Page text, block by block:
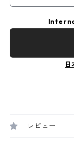
日
レビュー